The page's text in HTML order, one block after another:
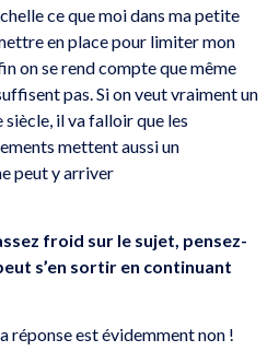
ce que moi dans ma petite
en place pour limiter mon
on se rend compte que même
pas. Si on veut vraiment un
il va falloir que les
mettent aussi un
peut y arriver
froid sur le sujet, pensez-
s’en sortir en continuant
réponse est évidemment non !